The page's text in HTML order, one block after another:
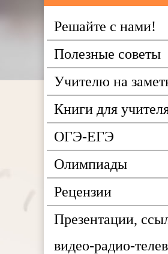
Решайте с нами!
Полезные советы
Учителю на
Книги для
ОГЭ-ЕГЭ
Олимпиады
Рецензии
Презентации,
видео-радио-